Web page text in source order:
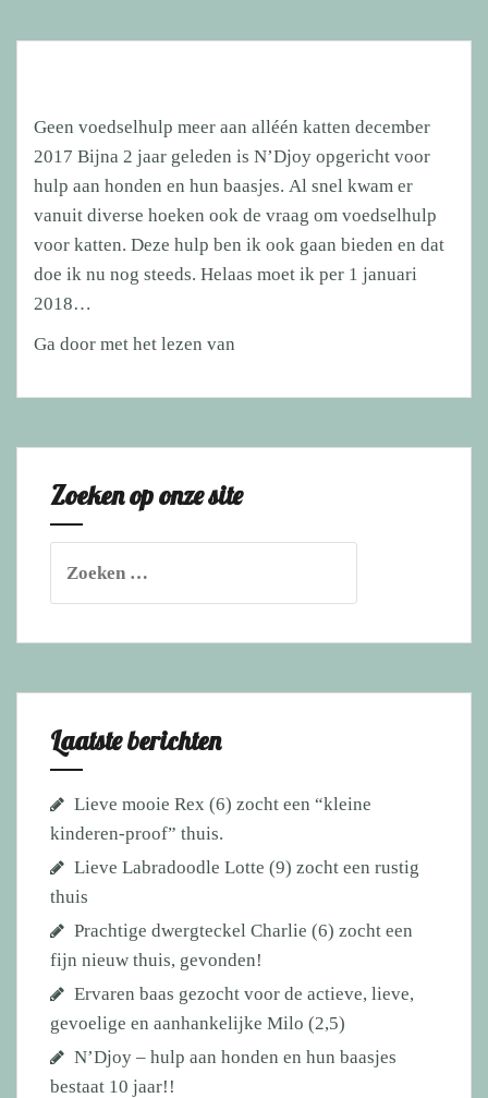
Geen voedselhulp meer aan alléén katten december
2017 Bijna 2 jaar geleden is N’Djoy opgericht voor
hulp aan honden en hun baasjes. Al snel kwam er
vanuit diverse hoeken ook de vraag om voedselhulp
voor katten. Deze hulp ben ik ook gaan bieden en dat
doe ik nu nog steeds. Helaas moet ik per 1 januari
2018…
Ga door met het lezen van
meer
katten
Zoeken op onze site
naar:
Laatste berichten
Lieve mooie Rex (6) zocht een “kleine
kinderen-proof” thuis.
Lieve Labradoodle Lotte (9) zocht een rustig
thuis
Prachtige dwergteckel Charlie (6) zocht een
fijn nieuw thuis, gevonden!
Ervaren baas gezocht voor de actieve, lieve,
gevoelige en aanhankelijke Milo (2,5)
N’Djoy – hulp aan honden en hun baasjes
bestaat 10 jaar!!